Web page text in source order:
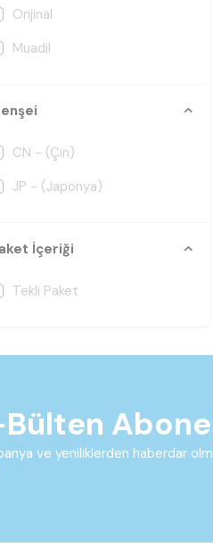
Orijinal
Muadil
CN - (Çin)
JP - (Japonya)
İçeriği
Tekli Paket
ve yeniliklerden haberdar